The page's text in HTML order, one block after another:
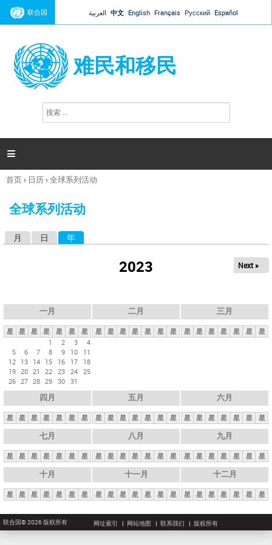
Jump to navigation
联合国 العربية 中文 English Français Русский Español
难民和移民
搜
索

你
这
首页› 日历›全球系列活动
全球系列活动
月 日 年
2023 Next »
一月
星 星 星 星 星 星
星
1
2 3
4
5
6 7 8 9 10
11
12 13 14 15 16 17
18
19 20 21 22 23 24 25
26 27 28 29 30 31
二月
星 星 星 星 星 星 星
三月
星 星 星 星 星 星 星
四月
星 星 星 星 星 星 星
五月
星 星 星 星 星 星 星
六月
星 星 星 星 星 星 星
七月
星 星 星 星 星 星 星
八月
星 星 星 星 星 星 星
九月
星 星 星 星 星 星 星
十月
星 星 星 星 星 星 星
十一月
星 星 星 星 星 星 星
十二月
星 星 星 星 星 星 星
联合国© 2026 版权所有 网址索引 网站地图 联系我们 版权所有